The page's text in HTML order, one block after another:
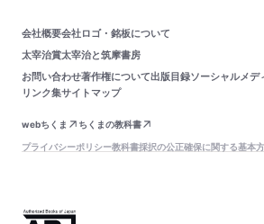
会社概要会社ロゴ・銘板について
太宰治賞太宰治と筑摩書房
お問い合わせ著作権について出版目録ソーシャルメデ
リンク集サイトマップ
webちくま
ちくまの教科書
プライバシーポリシー教科書採択の公正確保に関する基本